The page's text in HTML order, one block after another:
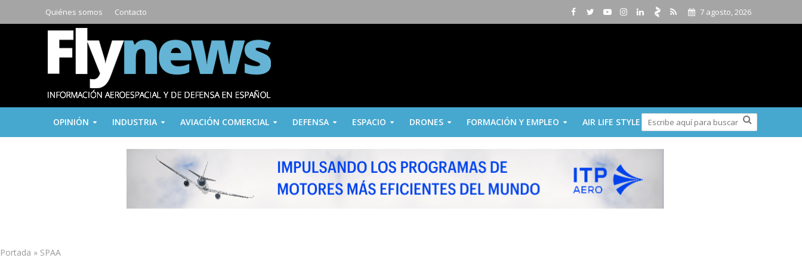
Quiénes somos Contacto 7 agosto, 2026
OPINIÓN INDUSTRIA AVIACIÓN COMERCIAL DEFENSA ESPACIO DRONES FORMACIÓN Y EMPLEO AIR LIFE STYLE
Portada » SPAA